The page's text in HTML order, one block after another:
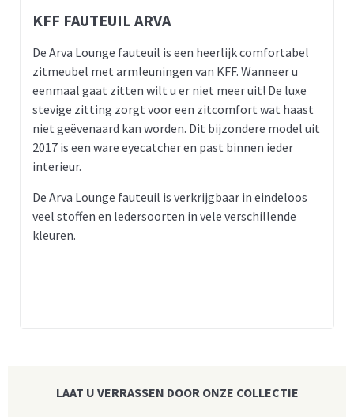
KFF FAUTEUIL ARVA
De Arva Lounge fauteuil is een heerlijk comfortabel
zitmeubel met armleuningen van KFF. Wanneer u
eenmaal gaat zitten wilt u er niet meer uit! De luxe
stevige zitting zorgt voor een zitcomfort wat haast
niet geëvenaard kan worden. Dit bijzondere model uit
2017 is een ware eyecatcher en past binnen ieder
interieur.
De Arva Lounge fauteuil is verkrijgbaar in eindeloos
veel stoffen en ledersoorten in vele verschillende
kleuren.
LAAT U VERRASSEN DOOR ONZE COLLECTIE